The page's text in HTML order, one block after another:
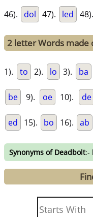
46). dol 47). led 48).
2 letter Words made
1). to 2). lo 3). ba
be 9). oe 10). de
ed 15). bo 16). ab
Synonyms of Deadbolt:-